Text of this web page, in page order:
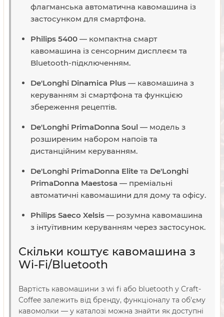
флагманська автоматична кавомашина із
застосунком для смартфона.
Philips 5400 — компактна смарт
кавомашина із сенсорним дисплеєм та
Bluetooth-підключенням.
De'Longhi Dinamica Plus — кавомашина з
керуванням зі смартфона та функцією
збереження рецептів.
De'Longhi PrimaDonna Soul — модель з
розширеним набором напоїв та
дистанційним керуванням.
De'Longhi PrimaDonna Elite та De'Longhi
PrimaDonna Maestosa — преміальні
автоматичні кавомашини для дому та офісу.
Philips Saeco Xelsis — розумна кавомашина
з інтуїтивним керуванням через застосунок.
Скільки коштує кавомашина з
Wi-Fi/Bluetooth
Вартість кавомашини з wi fi або bluetooth у Craft-
Coffee залежить від бренду, функціоналу та об'єму
кавомолки — у каталозі можна знайти як доступні